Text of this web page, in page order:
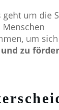
geht um die
um sich
zu